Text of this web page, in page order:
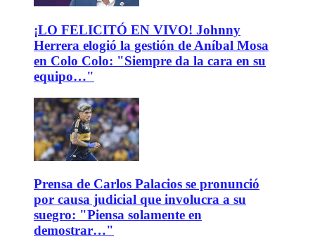
¡LO FELICITÓ EN VIVO! Johnny
Herrera elogió la gestión de Aníbal Mosa
en Colo Colo: "Siempre da la cara en su
equipo…"
Prensa de Carlos Palacios se pronunció
por causa judicial que involucra a su
suegro: "Piensa solamente en
demostrar…"